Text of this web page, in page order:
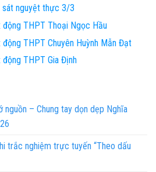
sát nguyệt thực 3/3
THPT Thoại Ngọc Hầu
THPT Chuyên Huỳnh Mẫn Đạt
THPT Gia Định
– Chung tay dọn dẹp Nghĩa
trắc nghiệm trực tuyến “Theo dấu